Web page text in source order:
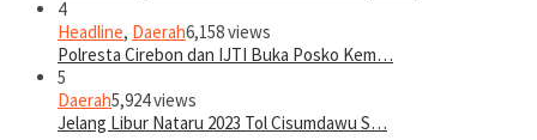
4
Headline, Daerah6,158 views
Polresta Cirebon dan IJTI Buka Posko Kem…
5
Daerah5,924 views
Jelang Libur Nataru 2023 Tol Cisumdawu S…